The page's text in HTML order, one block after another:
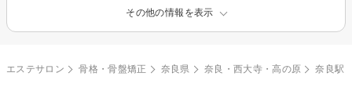
その他の情報を表示
エステサロン 骨格・骨盤矯正 奈良県 奈良・西大寺・高の原 奈良駅